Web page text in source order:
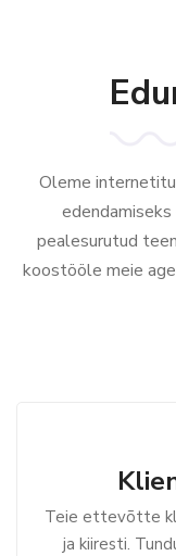
Oleme
pealesurutud
koostööle meie
Teie ettevõtte
ja kiiresti.